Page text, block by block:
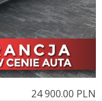
24 900.00 PLN